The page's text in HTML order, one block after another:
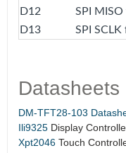
D12
SPI
D13
SPI SCLK
Datasheets
DM-TFT28-103
Ili9325 Display
Xpt2046 Touch